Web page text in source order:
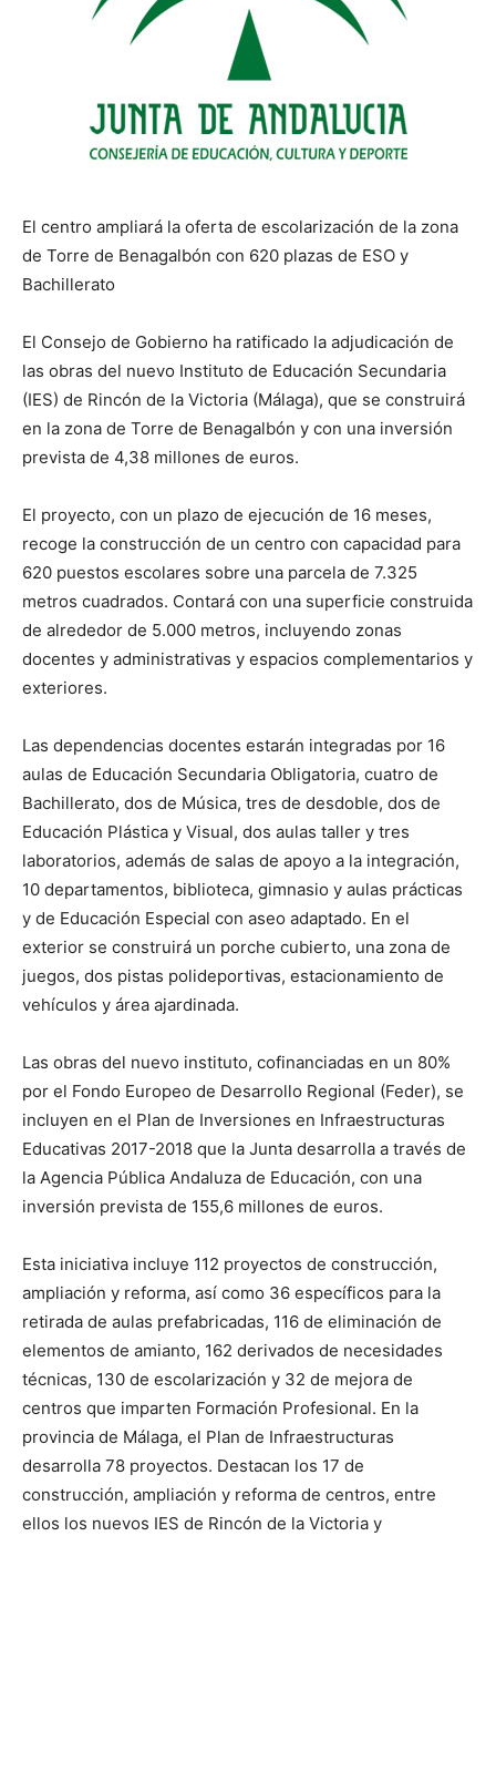
El centro ampliará la oferta de escolarización de la zona
de Torre de Benagalbón con 620 plazas de ESO y
Bachillerato
El Consejo de Gobierno ha ratificado la adjudicación de
las obras del nuevo Instituto de Educación Secundaria
(IES) de Rincón de la Victoria (Málaga), que se construirá
en la zona de Torre de Benagalbón y con una inversión
prevista de 4,38 millones de euros.
El proyecto, con un plazo de ejecución de 16 meses,
recoge la construcción de un centro con capacidad para
620 puestos escolares sobre una parcela de 7.325
metros cuadrados. Contará con una superficie construida
de alrededor de 5.000 metros, incluyendo zonas
docentes y administrativas y espacios complementarios y
exteriores.
Las dependencias docentes estarán integradas por 16
aulas de Educación Secundaria Obligatoria, cuatro de
Bachillerato, dos de Música, tres de desdoble, dos de
Educación Plástica y Visual, dos aulas taller y tres
laboratorios, además de salas de apoyo a la integración,
10 departamentos, biblioteca, gimnasio y aulas prácticas
y de Educación Especial con aseo adaptado. En el
exterior se construirá un porche cubierto, una zona de
juegos, dos pistas polideportivas, estacionamiento de
vehículos y área ajardinada.
Las obras del nuevo instituto, cofinanciadas en un 80%
por el Fondo Europeo de Desarrollo Regional (Feder), se
incluyen en el Plan de Inversiones en Infraestructuras
Educativas 2017-2018 que la Junta desarrolla a través de
la Agencia Pública Andaluza de Educación, con una
inversión prevista de 155,6 millones de euros.
Esta iniciativa incluye 112 proyectos de construcción,
ampliación y reforma, así como 36 específicos para la
retirada de aulas prefabricadas, 116 de eliminación de
elementos de amianto, 162 derivados de necesidades
técnicas, 130 de escolarización y 32 de mejora de
centros que imparten Formación Profesional. En la
provincia de Málaga, el Plan de Infraestructuras
desarrolla 78 proyectos. Destacan los 17 de
construcción, ampliación y reforma de centros, entre
ellos los nuevos IES de Rincón de la Victoria y